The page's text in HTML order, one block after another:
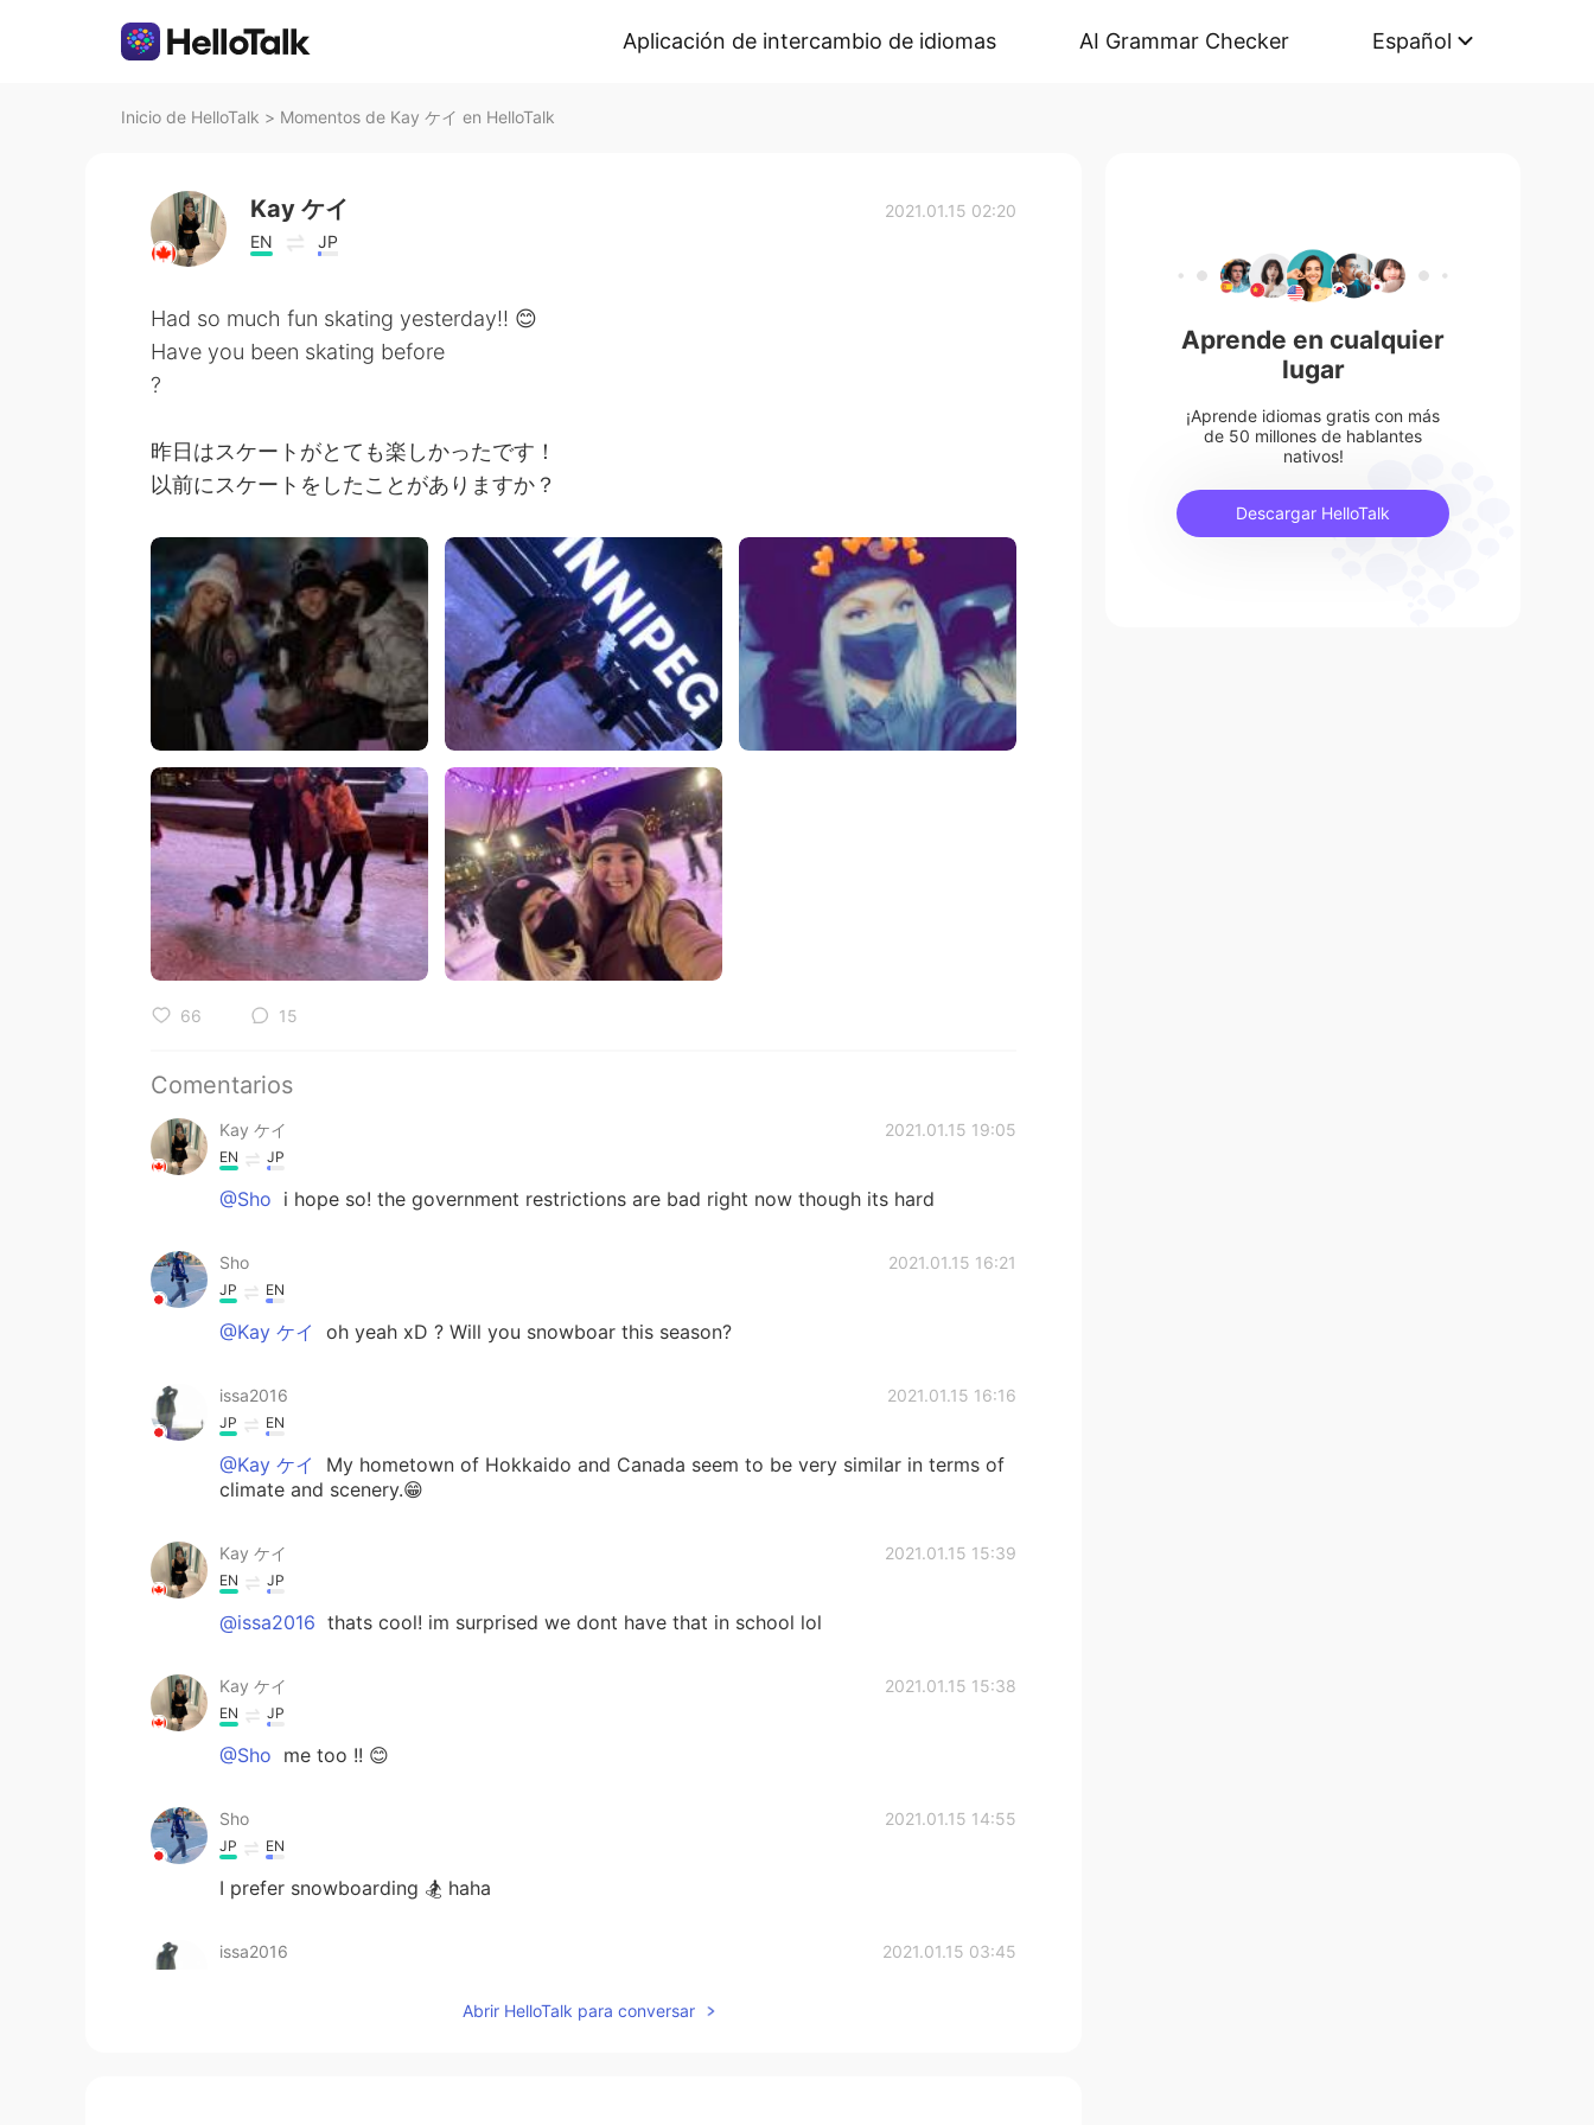
Aplicación de intercambio de idiomas AI Grammar Checker Español
Inicio de HelloTalk > Momentos de Kay ケイ en HelloTalk
Kay ケイ
EN JP
2021.01.15 02:20
Had so much fun skating yesterday!! 😊
Have you been skating before
?
昨日はスケートがとても楽しかったです！
以前にスケートをしたことがありますか？
66 15
Comentarios
Kay ケイ 2021.01.15 19:05
EN JP
@Sho i hope so! the government restrictions are bad right now though its hard
Sho 2021.01.15 16:21
JP EN
@Kay ケイ oh yeah xD ? Will you snowboar this season?
issa2016 2021.01.15 16:16
JP EN
@Kay ケイ
My hometown of Hokkaido and Canada seem to be very similar in terms of
climate and scenery.😁
Kay ケイ 2021.01.15 15:39
EN JP
@issa2016 thats cool! im surprised we dont have that in school lol
Kay ケイ 2021.01.15 15:38
EN JP
@Sho me too !! 😊
Sho 2021.01.15 14:55
JP EN
I prefer snowboarding 🏂 haha
issa2016 2021.01.15 03:45
In my hometown, we had skating lessons in school.😄
Abrir HelloTalk para conversar
Aprende en cualquier
lugar
¡Aprende idiomas gratis con más
de 50 millones de hablantes
nativos!
Descargar HelloTalk